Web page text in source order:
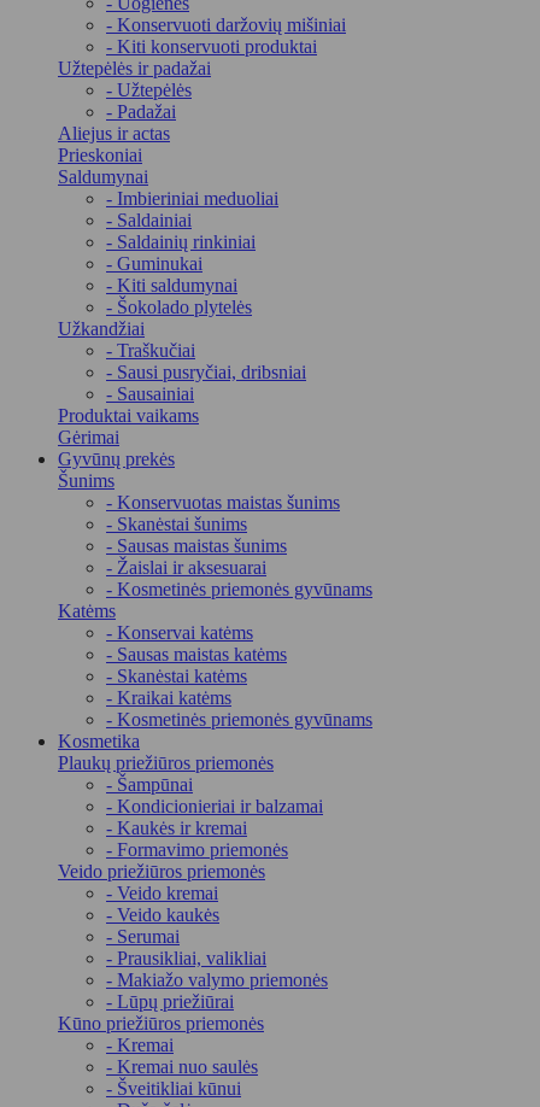
- Konservuoti daržovių mišiniai
- Kiti konservuoti produktai
Užtepėlės ir padažai
- Užtepėlės
- Padažai
Aliejus ir actas
Prieskoniai
Saldumynai
- Imbieriniai meduoliai
- Saldainiai
- Saldainių rinkiniai
- Guminukai
- Kiti saldumynai
- Šokolado plytelės
Užkandžiai
- Traškučiai
- Sausi pusryčiai, dribsniai
- Sausainiai
Produktai vaikams
Gėrimai
Gyvūnų prekės
Šunims
- Konservuotas maistas šunims
- Skanėstai šunims
- Sausas maistas šunims
- Žaislai ir aksesuarai
- Kosmetinės priemonės gyvūnams
Katėms
- Konservai katėms
- Sausas maistas katėms
- Skanėstai katėms
- Kraikai katėms
- Kosmetinės priemonės gyvūnams
Kosmetika
Plaukų priežiūros priemonės
- Šampūnai
- Kondicionieriai ir balzamai
- Kaukės ir kremai
- Formavimo priemonės
Veido priežiūros priemonės
- Veido kremai
- Veido kaukės
- Serumai
- Prausikliai, valikliai
- Makiažo valymo priemonės
- Lūpų priežiūrai
Kūno priežiūros priemonės
- Kremai
- Kremai nuo saulės
- Šveitikliai kūnui